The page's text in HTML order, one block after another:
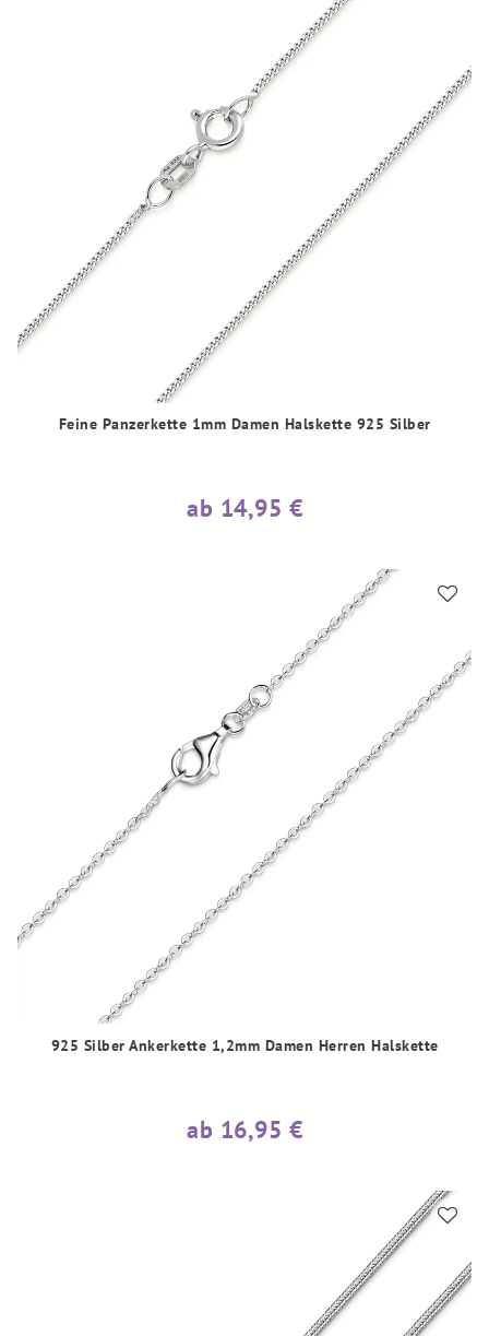
Feine Panzerkette 1mm Damen Halskette 925 Silber
ab 14,95 €
925 Silber Ankerkette 1,2mm Damen Herren Halskette
ab 16,95 €